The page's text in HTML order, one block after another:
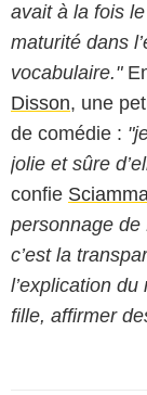
avait à la fois
maturité dans
vocabulaire."
Disson, une
de comédie :
jolie et sûre
confie
personnage de
c’est la
l’explication du
fille, affirmer